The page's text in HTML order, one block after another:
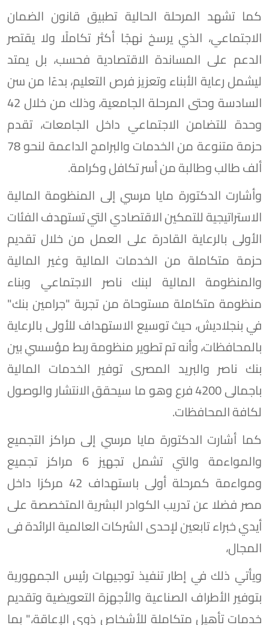
كما تشهد المرحلة الحالية تطبيق قانون الضمان
الاجتماعي، الذي يرسخ نهجًا أكثر تكاملًا ولا يقتصر
الدعم على المساندة الاقتصادية فحسب، بل يمتد
ليشمل رعاية الأبناء وتعزيز فرص التعليم، بدءًا من سن
السادسة وحتى المرحلة الجامعية، وذلك من خلال 42
وحدة للتضامن الاجتماعي داخل الجامعات، تقدم
حزمة متنوعة من الخدمات والبرامج الداعمة لنحو 78
ألف طالب وطالبة من أسر تكافل وكرامة.
وأشارت الدكتورة مايا مرسي إلى المنظومة المالية
الاستراتيجية للتمكين الاقتصادي التي تستهدف الفئات
الأولى بالرعاية القادرة على العمل من خلال تقديم
حزمة متكاملة من الخدمات المالية وغير المالية
والمنظومة المالية لبنك ناصر الاجتماعي وبناء
منظومة متكاملة مستوحاة من تجربة "جرامين بنك"
في بنجلاديش، حيث توسيع الاستهداف للأولى بالرعاية
بالمحافظات، وأنه تم تطوير منظومة ربط مؤسسي بين
بنك ناصر والبريد المصرى توفير الخدمات المالية
باجمالى 4200 فرع وهو ما سيحقق الانتشار والوصول
لكافة المحافظات.
كما أشارت الدكتورة مايا مرسي إلى مراكز التجميع
والمواءمة والتي تشمل تجهيز 6 مراكز تجميع
ومواءمة كمرحلة أولى باستهداف 42 مركزا داخل
مصر فضلا عن تدريب الكوادر البشرية المتخصصة على
أيدي خبراء تابعين لإحدى الشركات العالمية الرائدة فى
المجال،
ويأتي ذلك في إطار تنفيذ توجيهات رئيس الجمهورية
بتوفير الأطراف الصناعية والأجهزة التعويضية وتقديم
خدمات تأهيل متكاملة للأشخاص ذوي الإعاقة،" بما